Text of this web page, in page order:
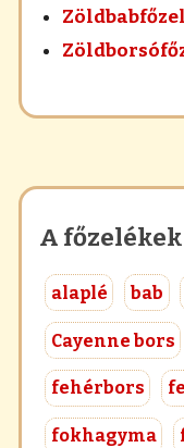
A
alaplé bab
Cayenne bors
fehérbors
fokhagyma